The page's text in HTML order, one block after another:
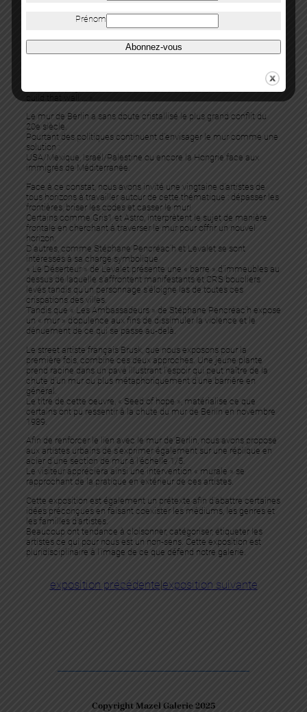
Le titre de l’exposition « Break that wall » fait référence au 60e
et résonne également en opposition à l’un des crédo scandé lors
de la campagne présidentielle de Donald Trump « Build that wall,
build that wall … »
Le mur de Berlin a sans doute cristallisé le plus grand conflit du
20e siècle.
Pourtant des politiques continuent d’envisager le mur comme une
solution :
USA/Mexique, Israël/Palestine ou encore la Hongrie face aux
immigrés de Méditerranée.
Face à ce constat, nous avons invité une vingtaine d’artistes de
tous horizons à travailler autour de cette thématique : dépasser les
frontières, briser les codes et casser le mur!
Certains comme Gris1 et Astro, interprètent le sujet de manière
frontale en cherchant à traverser le mur pour offrir un nouvel
horizon.
D’autres, comme Stéphane Pencréac’h et Levalet se sont
intéressés à sa charge symbolique
« Le Déserteur » de Levalet présente une « barre » d’immeubles au
dessus de laquelle s’affrontent manifestants et CRS boucliers
levés tandis qu’un personnage s’éloigne las de toutes ces
crispations des villes.
Tandis que « Les Ambassadeurs » de Stéphane Pencréac’h expose
un « mur » d’opulence aux fins de dissimuler la violence et le
dénuement de ce qui se passe au-delà.
Le street artiste français Brusk, que nous exposons pour la
première fois, combine ces deux approches. Une jeune plante
prend racine dans un pavé illustrant l’espoir qui peut naître de la
chute d’un mur ou plus métaphoriquement d’une barrière en
général.
Le titre de cette oeuvre, « Seed of hope », matérialise ce que
certains ont pu ressentir à la chute du mur de Berlin en novembre
1989.
Afin de renforcer le lien avec le mur de Berlin, nous avons proposé
aux artistes urbains de s’exprimer également sur une réplique en
acier d’une section de mur à l’échelle 1/5.
Le visiteur appréciera ainsi une intervention « murale » se
rapprochant de la pratique en extérieur de ces artistes.
Cette exposition est également un prétexte afin d’abattre certaines
idées préconçues en faisant coexister les médiums, les genres et
les familles d’artistes.
Beaucoup ont tendance à cloisonner, catégoriser, étiqueter les
artistes ce qui pour nous est un non-sens. Cette exposition est
pluridisciplinaire à l’image de ce que défend notre galerie.
exposition précédente|exposition suivante
Copyright Mazel Galerie 2025
Prénom
Abonnez-vous